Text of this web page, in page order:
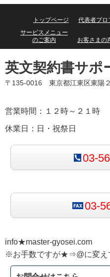
トップページ 代表者プロ
サービスメニュー
のご案内
お客さまの
英文契約書サポ
〒135-0016 東京都江東区東
営業時間：１２時～２１時
休業日：日・祝祭日
03-
03-
info★master-gyosei.com
※お手数ですが★⇒@に変え